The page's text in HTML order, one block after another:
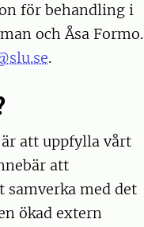
för behandling i
och Åsa Formo.
.
att uppfylla vårt
att
med det
ökad extern